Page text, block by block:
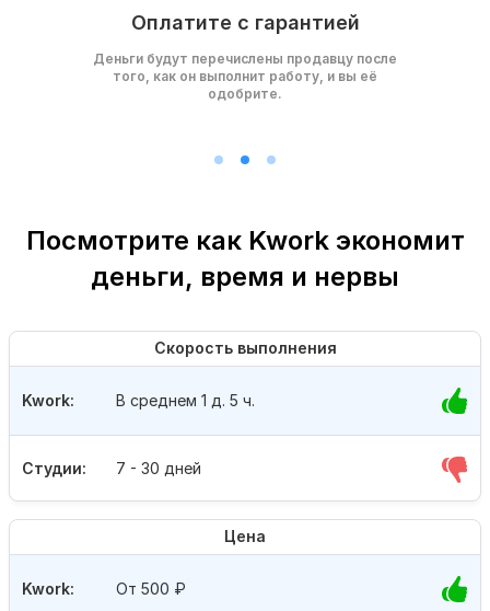
Оплатите с гарантией
Деньги будут перечислены продавцу после
того, как он выполнит работу, и вы её
одобрите.
Посмотрите как Kwork экономит
деньги, время и нервы
Скорость выполнения
Студии: 7 - 30 дней
Kwork: В среднем 1 д. 5 ч.
Цена
Kwork: От 500 ₽